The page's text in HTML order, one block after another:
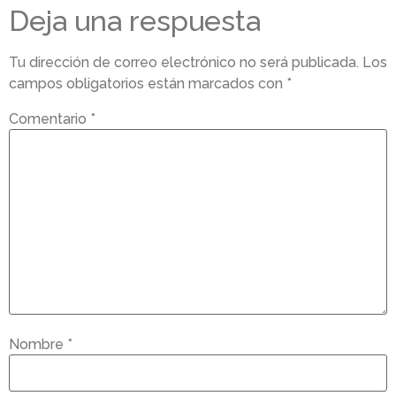
Deja una respuesta
Tu dirección de correo electrónico no será publicada. Los
campos obligatorios están marcados con *
Comentario *
Nombre *